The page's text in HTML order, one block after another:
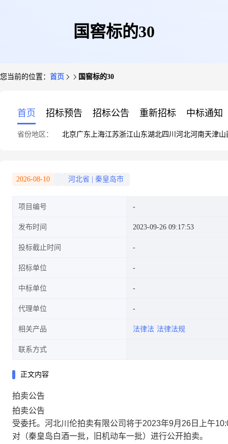
国窖标的30
您当前的位置： 首页 国窖标的30
首页 招标预告 招标公告 重新招标 中标通知
省份地区： 北京广东 上海江苏浙江山东湖北四川 河北河南天津山
2026-08-10 河北省 秦皇岛市
项目编号
发布时间 2023-09-26 09:17:53
投标截止时间
招标单位
中标单位
代理单位
相关产品 法律法 法律法规
联系方式
正文内容
拍卖公告
拍卖公告
受委托。河北川伦拍卖有限公司将于2023年9月26日上午
对（秦皇岛白酒一批，旧机动车一批）进行公开拍卖。